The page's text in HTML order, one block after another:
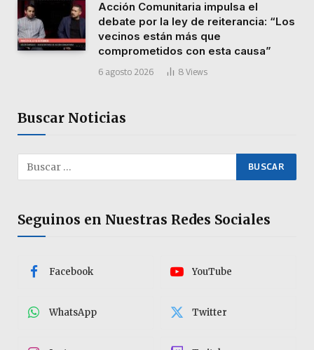
Acción Comunitaria impulsa el
debate por la ley de reiterancia: “Los
vecinos están más que
comprometidos con esta causa”
6 agosto 2026 8 Views
Buscar Noticias
Seguinos en Nuestras Redes Sociales
Facebook YouTube
WhatsApp Twitter